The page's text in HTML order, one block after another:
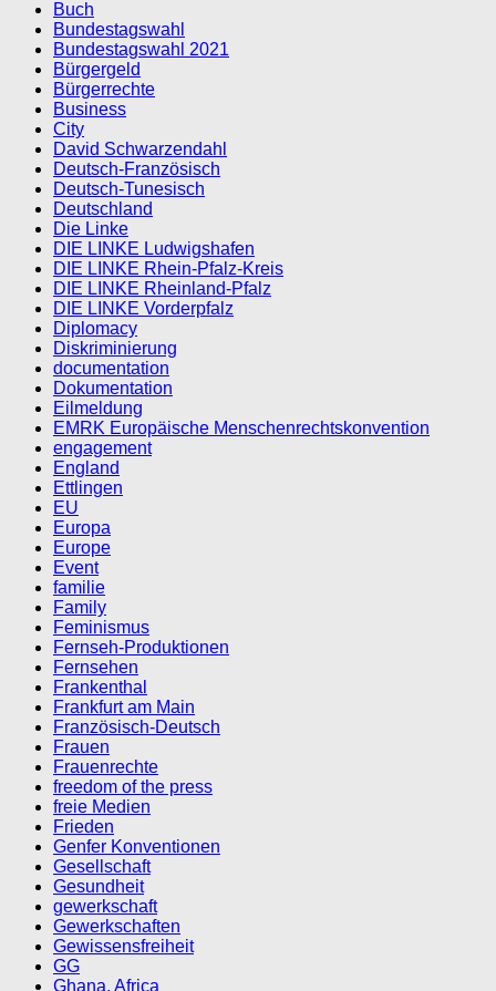
Buch
Bundestagswahl
Bundestagswahl 2021
Bürgergeld
Bürgerrechte
Business
City
David Schwarzendahl
Deutsch-Französisch
Deutsch-Tunesisch
Deutschland
Die Linke
DIE LINKE Ludwigshafen
DIE LINKE Rhein-Pfalz-Kreis
DIE LINKE Rheinland-Pfalz
DIE LINKE Vorderpfalz
Diplomacy
Diskriminierung
documentation
Dokumentation
Eilmeldung
EMRK Europäische Menschenrechtskonvention
engagement
England
Ettlingen
EU
Europa
Europe
Event
familie
Family
Feminismus
Fernseh-Produktionen
Fernsehen
Frankenthal
Frankfurt am Main
Französisch-Deutsch
Frauen
Frauenrechte
freedom of the press
freie Medien
Frieden
Genfer Konventionen
Gesellschaft
Gesundheit
gewerkschaft
Gewerkschaften
Gewissensfreiheit
GG
Ghana, Africa